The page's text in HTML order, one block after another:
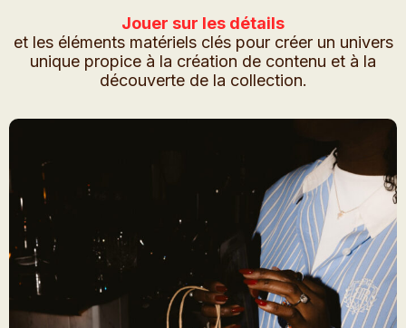
Jouer sur les détails
et les éléments matériels clés pour créer un univers
unique propice à la création de contenu et à la
découverte de la collection.